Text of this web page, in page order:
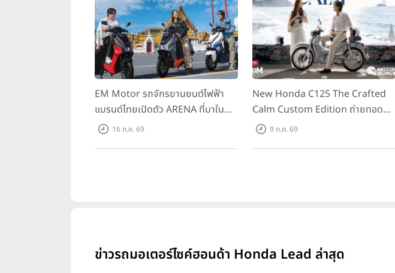
EM Motor รถจักรยานยนต์ไฟฟ้า
แบรนด์ไทยเปิดตัว ARENA ที่มาใน
ราคาพิเศษ 55,500 บาท สำหรับลูกค้า
16 ก.ค. 69
New Honda C125 The Crafted
Calm Custom Edition ถ่ายทอด
ความคลาสสิกด้วยคู่สีพิเศษ มากับ
9 ก.ค. 69
ข่าวรถมอเตอร์ไซค์ฮอนด้า Honda Lead ล่าสุด